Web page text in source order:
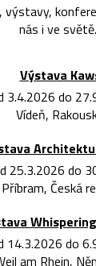
výstavy,
nás i ve
Výstava
3.4.2026 do
Vídeň,
25.3.2026 do
Příbram, Česká
14.3.2026 do
am Rhein,